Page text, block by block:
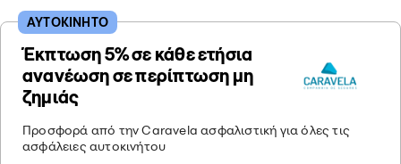
Έκπτωση 5% σε κάθε ετήσια
ανανέωση σε περίπτωση μη
ζημιάς
Προσφορά από την Caravela ασφαλιστική για όλες τις
ασφάλειες αυτοκινήτου
ΑΥΤΟΚΙΝΗΤΟ